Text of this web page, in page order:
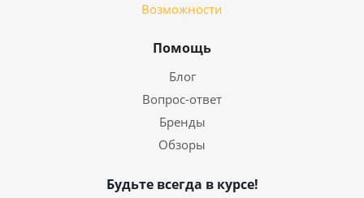
Возможности
Помощь
Блог
Вопрос-ответ
Бренды
Обзоры
Будьте всегда в курсе!